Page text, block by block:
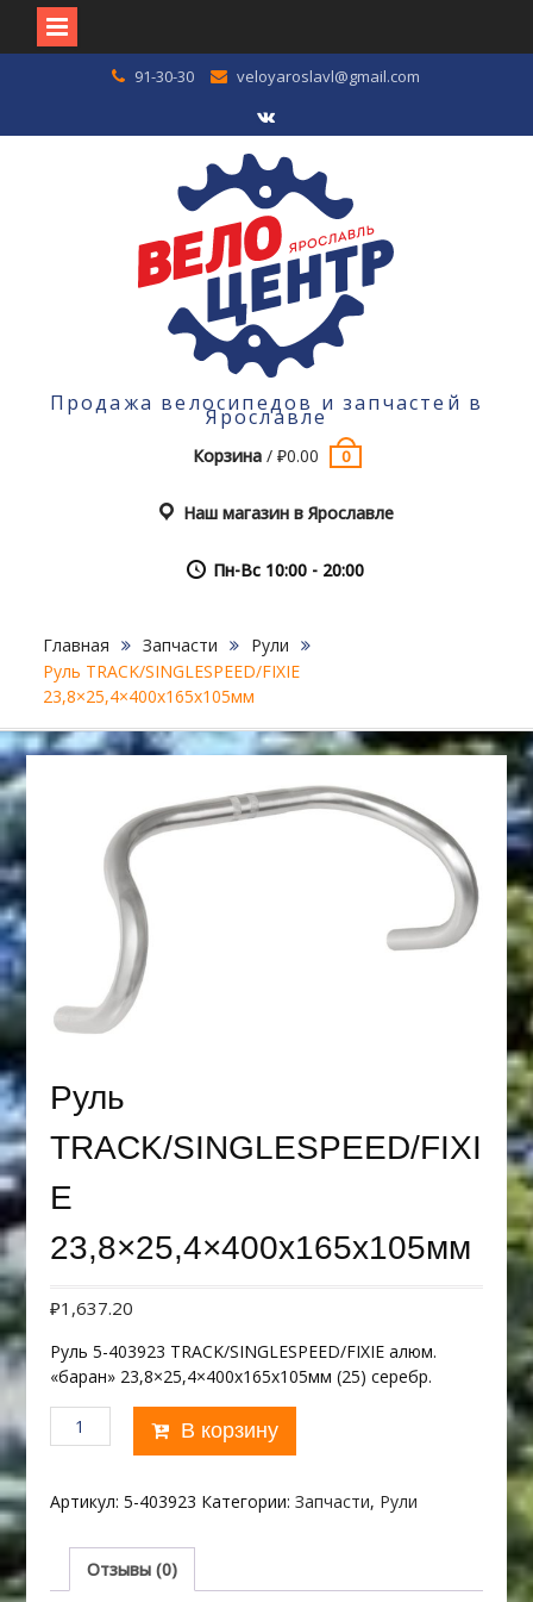
91-30-30 veloyaroslavl@gmail.com
VK
Продажа велосипедов и запчастей в
Ярославле
Корзина /₽0.00 0
Наш магазин в Ярославле
Пн-Вс 10:00 - 20:00
Главная Запчасти
Рули
Руль TRACK/SINGLESPEED/FIXIE
23,8×25,4×400х165х105мм
Руль
TRACK/SINGLESPEED/FIXI
E
23,8×25,4×400х165х105мм
₽1,637.20
Руль 5-403923 TRACK/SINGLESPEED/FIXIE алюм.
«баран» 23,8×25,4×400х165х105мм (25) серебр.
Количество
товара
TRACK/SINGLESPEED/FIXIE
23,8x25,4x400х165х105мм
В корзину
Артикул: 5-403923 Категории: Запчасти, Рули
Отзывы (0)